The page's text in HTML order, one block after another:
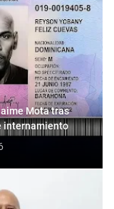
Mota tras
internamiento